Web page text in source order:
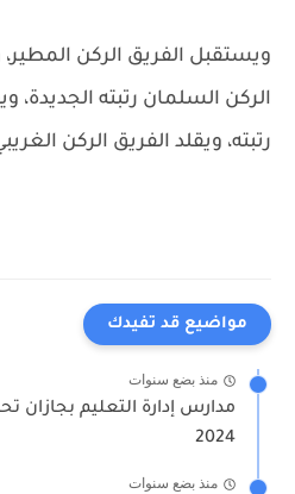
ويستقبل الفريق الركن المطير،
الركن السلمان رتبته الجديدة،
رتبته، ويقلد الفريق الركن
مواضيع قد تفيدك
منذ بضع سنوات
مدارس إدارة التعليم بجازان
2024
منذ بضع سنوات